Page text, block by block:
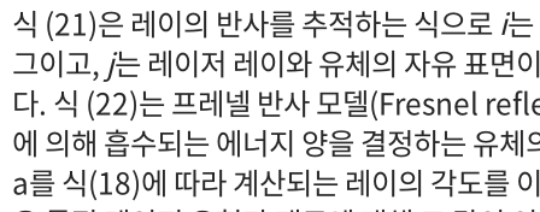
식 (21)은 레이의 반사를 추적하는 식으로i
그이고, j는 레이저 레이와 유체의 자유 표면
다. 식 (22)는 프레넬 반사 모델(Fresnel
에 의해 흡수되는 에너지 양을 결정하는 유
a를 식(18)에 따라 계산되는 레이의 각도를